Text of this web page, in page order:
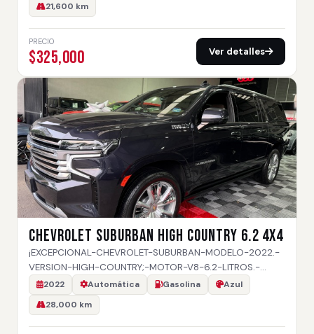
21,600 km
PRECIO
$325,000 Ver detalles
CHEVROLET SUBURBAN HIGH COUNTRY 6.2 4X4
¡EXCEPCIONAL-CHEVROLET-SUBURBAN-MODELO-2022.-
VERSION-HIGH-COUNTRY;-MOTOR-V8-6.2-LITROS.-…
2022 Automática Gasolina
Azul
28,000 km